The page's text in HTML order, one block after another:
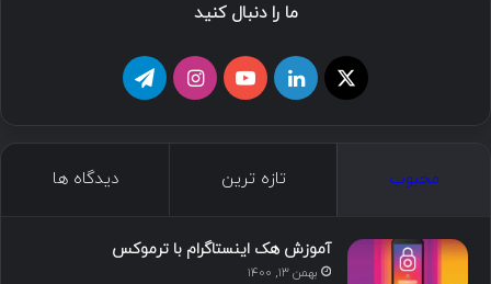
ما را دنبال کنید
د
و
ت
ا
محبوب تازه ترین دیدگاه ها
آموزش هک اینستاگرام با ترموکس
بهمن ۱۳, ۱۴۰۰